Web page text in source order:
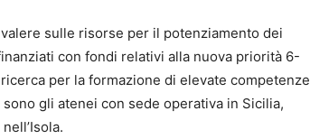
sulle risorse per il potenziamento dei
con fondi relativi alla nuova priorità 6-
per la formazione di elevate competenze
gli atenei con sede operativa in Sicilia,